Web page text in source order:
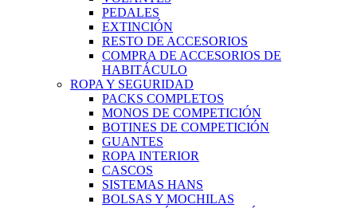
PEDALES
EXTINCIÓN
RESTO DE ACCESORIOS
COMPRA DE ACCESORIOS DE
HABITÁCULO
ROPA Y SEGURIDAD
PACKS COMPLETOS
MONOS DE COMPETICIÓN
BOTINES DE COMPETICIÓN
GUANTES
ROPA INTERIOR
CASCOS
SISTEMAS HANS
BOLSAS Y MOCHILAS